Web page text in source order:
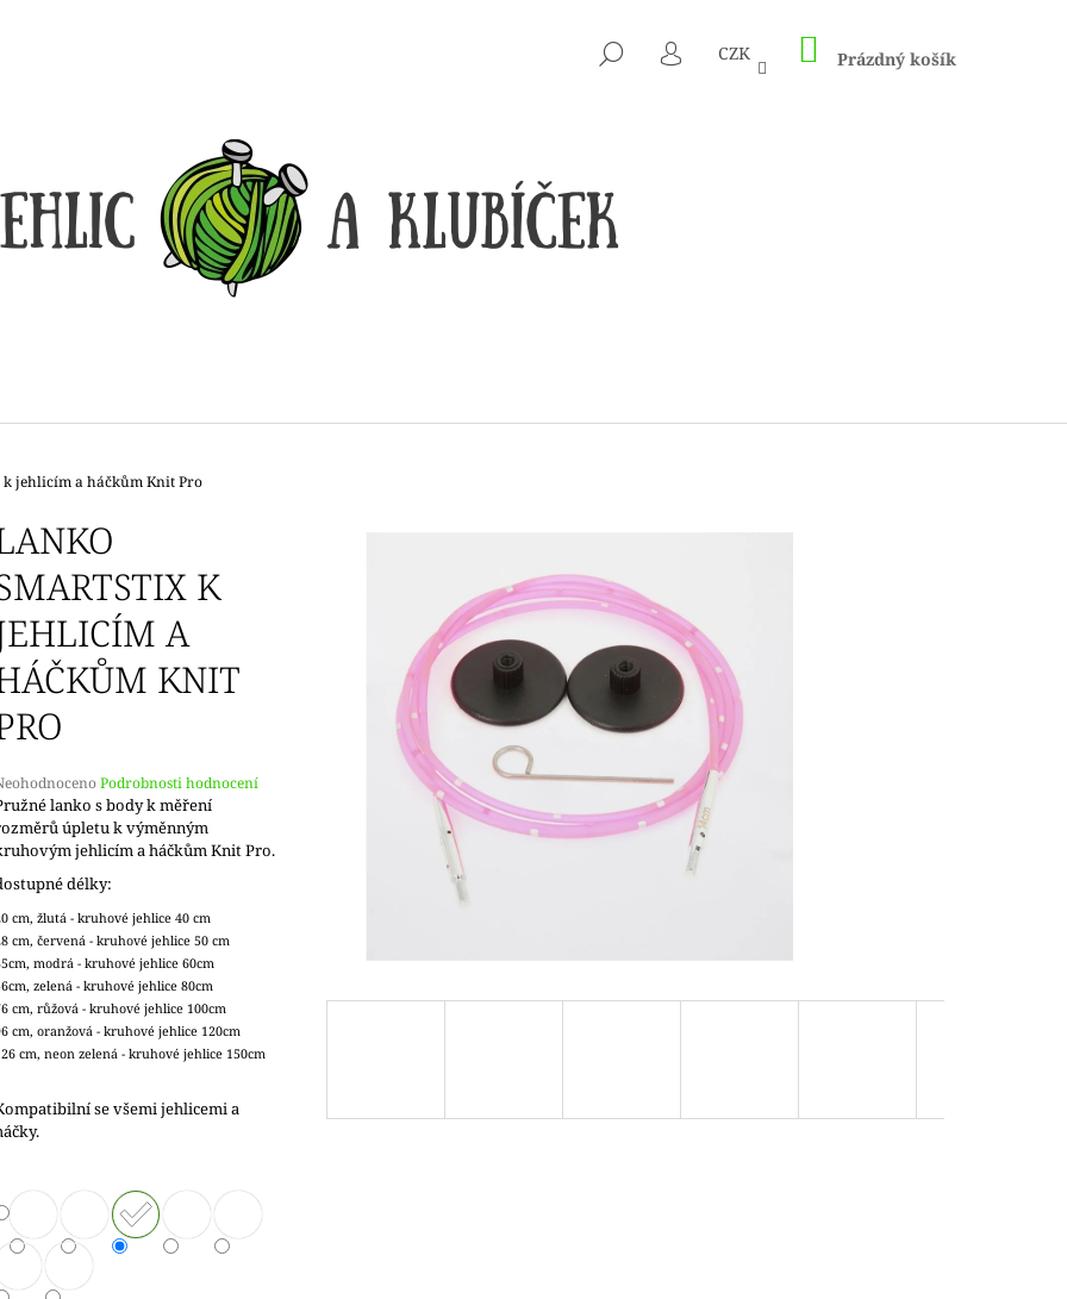
HLEDAT
PŘIHLÁŠENÍ
CZK NÁKUPNÍ
KOŠÍK
Prázdný košík
jehlicím a háčkům Knit Pro
K
A
KNIT
Podrobnosti hodnocení
lanko s body k měření
úpletu k výměnným
jehlicím a háčkům Knit Pro.
délky:
cm, žlutá - kruhové jehlice 40 cm
cm, červená - kruhové jehlice 50 cm
modrá - kruhové jehlice 60cm
zelená - kruhové jehlice 80cm
cm, růžová - kruhové jehlice 100cm
cm, oranžová - kruhové jehlice 120cm
cm, neon zelená - kruhové jehlice 150cm
se všemi jehlicemi a
CO POTŘEBUJETE NAJÍT?
HLEDAT
NA DROBNOSTI
Kč